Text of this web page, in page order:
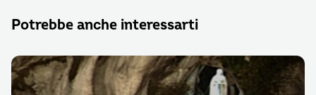
Potrebbe anche interessarti